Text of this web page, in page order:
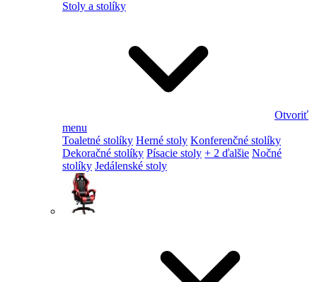
Stoly a stolíky
Otvoriť
menu
Toaletné stolíky Herné stoly Konferenčné stolíky
Dekoračné stolíky Písacie stoly + 2 ďalšie Nočné
stolíky Jedálenské stoly